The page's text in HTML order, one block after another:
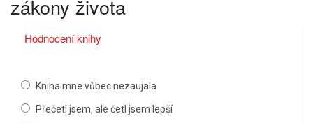
zákony života
Hodnocení knihy
Kniha mne vůbec nezaujala
Přečetl jsem, ale četl jsem lepší